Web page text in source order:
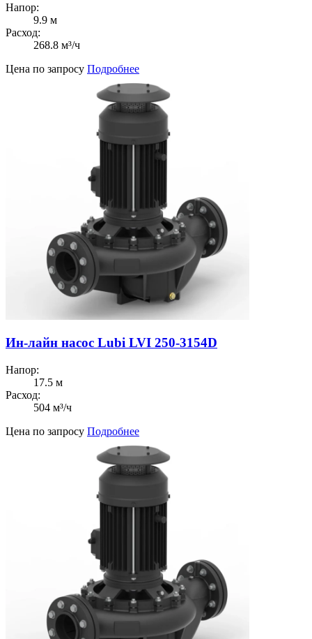
Напор:
9.9 м
Расход:
268.8 м³/ч
Цена по запросу Подробнее
Ин-лайн насос Lubi LVI 250-3154D
Напор:
17.5 м
Расход:
504 м³/ч
Цена по запросу Подробнее